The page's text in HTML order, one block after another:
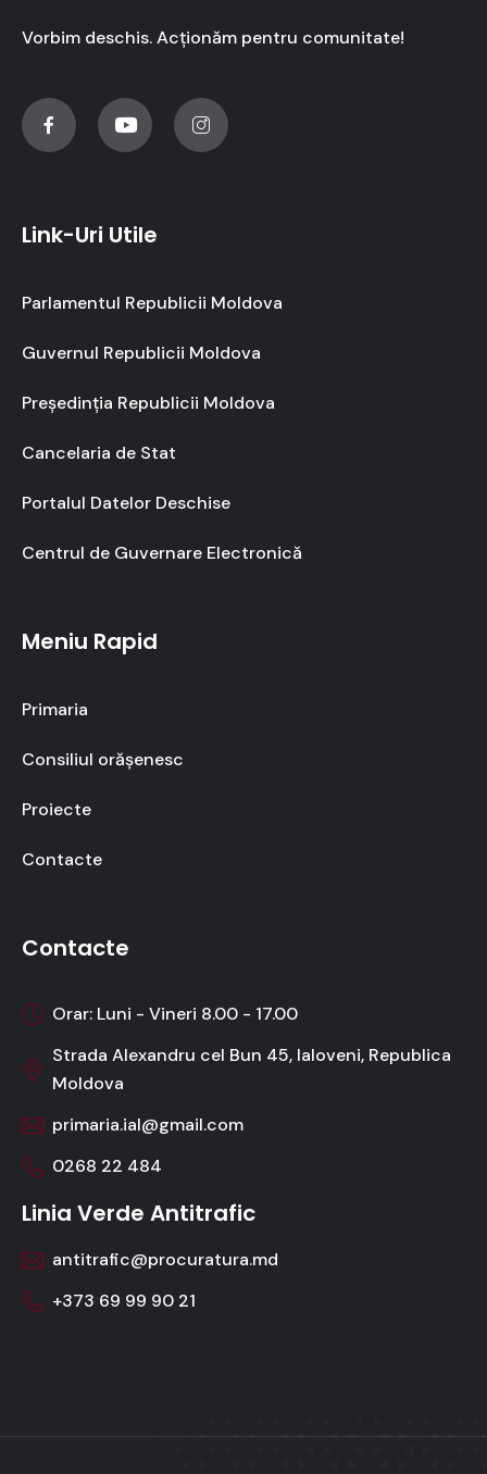
Vorbim deschis. Acționăm pentru comunitate!
Link-Uri Utile
Parlamentul Republicii Moldova
Guvernul Republicii Moldova
Președinția Republicii Moldova
Cancelaria de Stat
Portalul Datelor Deschise
Centrul de Guvernare Electronică
Meniu Rapid
Primaria
Consiliul orășenesc
Proiecte
Contacte
Contacte
Orar: Luni - Vineri 8.00 - 17.00
Strada Alexandru cel Bun 45, Ialoveni, Republica
Moldova
primaria.ial@gmail.com
0268 22 484
Linia Verde Antitrafic
antitrafic@procuratura.md
+373 69 99 90 21